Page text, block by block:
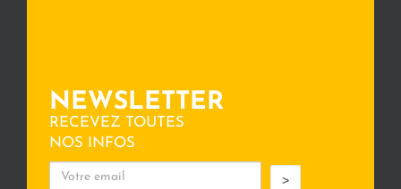
NEWSLETTER
RECEVEZ TOUTES
NOS INFOS
>